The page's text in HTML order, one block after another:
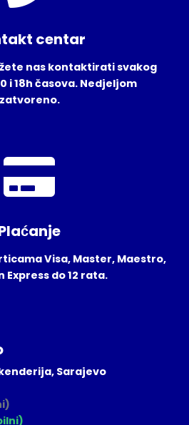
centar
nas kontaktirati svakog
i 18h časova. Nedjeljom
zatvoreno.
Visa, Master, Maestro,
Express do 12 rata.
Sarajevo